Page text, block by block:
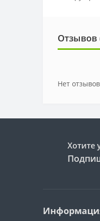
Отзывов
Нет
Хотите